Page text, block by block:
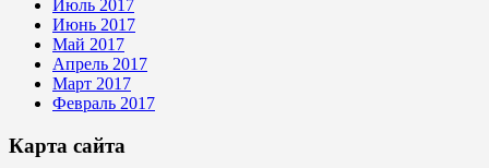
Июль 2017
Июнь 2017
Май 2017
Апрель 2017
Март 2017
Февраль 2017
Карта сайта